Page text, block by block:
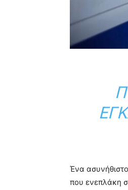
Ένα
που ενεπλάκη